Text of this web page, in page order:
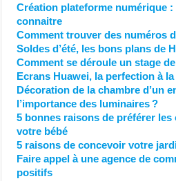
Création plateforme numérique
connaitre
Comment trouver des numéros
Soldes d’été, les bons plans de
Comment se déroule un stage
Ecrans Huawei, la perfection à
Décoration de la chambre d’un
l’importance des luminaires ?
5 bonnes raisons de préférer
votre bébé
5 raisons de concevoir votre
Faire appel à une agence de
positifs